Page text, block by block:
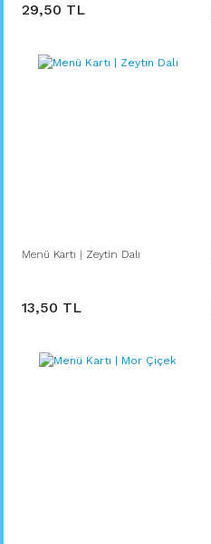
29,50 TL
Menü Kartı | Zeytin Dalı
13,50 TL